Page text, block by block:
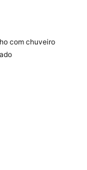
com chuveiro